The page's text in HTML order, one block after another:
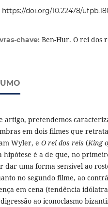
https://doi.org/10.22478/
chave: Ben-Hur. O rei dos
artigo, pretendemos
em dois filmes que
Wyler, e O rei dos reis (King
hipótese é a de que, no
dar uma forma sensível ao
no segundo filme, ao
em cena (tendência
ao iconoclasmo